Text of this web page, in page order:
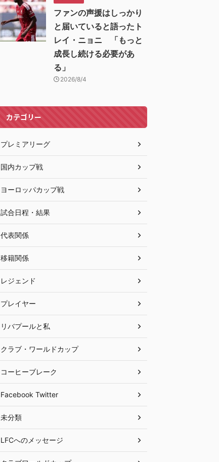
ファンの声援はしっかり
と届いていると語ったト
レイ・ニョニ 「もっと
成長し続ける必要があ
る」
2026/8/4
カテゴリー
プレミアリーグ
国内カップ戦
ヨーロッパカップ戦
試合日程・結果
代表関係
移籍関係
レジェンド
プレイヤー
リバプールと私
クラブ・ワールドカップ
コーヒーブレーク
Facebook Twitter
未分類
LFCへのメッセージ